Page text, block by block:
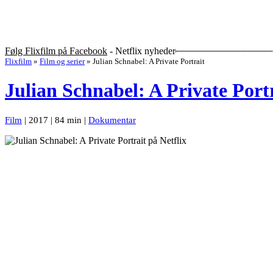
Følg Flixfilm på Facebook - Netflix nyheder
Flixfilm » Film og serier » Julian Schnabel: A Private Portrait
Julian Schnabel: A Private
Film | 2017 | 84 min | Dokumentar